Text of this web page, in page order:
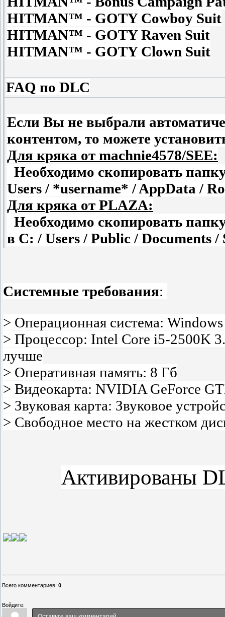
HITMAN™ - GOTY Cowboy Suit
HITMAN™ - GOTY Raven Suit
HITMAN™ - GOTY Clown Suit
FAQ по DLC
Если Вы не выбрали
контентом, то можете
Для кряка от machnie4578/SEE:
Необходимо скопировать
Users / *username* / AppData /
Для кряка от PLAZA:
Необходимо скопировать
в C: / Users / Public / Documents
Системные требования:
> Операционная система:
> Процессор: Intel Core i5-2500K
лучше
> Оперативная память: 8 Гб
> Видеокарта: NVIDIA GeForce
> Звуковая карта: Звуковое
> Свободное место на жестком
Активированы
Всего комментариев: 0
Войдите: